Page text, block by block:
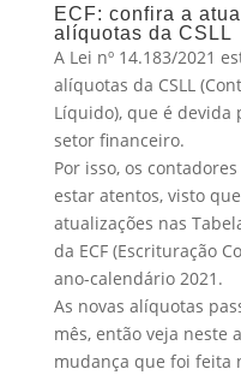
ECF: confira a
alíquotas da CSLL
A Lei nº 14.183/2021
alíquotas da CSLL
Líquido), que é devida
setor financeiro.
Por isso, os
estar atentos, visto
atualizações nas
da ECF (Escrituração
ano-calendário 2021.
As novas alíquotas
mês, então veja neste
mudança que foi feita